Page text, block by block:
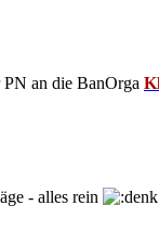
an die BanOrga
- alles rein